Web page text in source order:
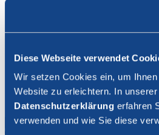
Diese Webseite verwendet
Wir setzen Cookies ein, um
Website zu erleichtern. In unserer
Datenschutzerklärung erfahren
verwenden und wie Sie diese
FR
Login
Suche schliessen